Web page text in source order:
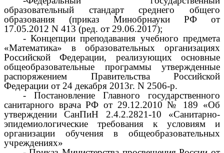
образовательный стандарт среднего общего
образования (приказ Минобрнауки РФ от
17.05.2012 N 413 (ред. от 29.06.2017);
- Концепции преподавания учебного предмета
«Математика» в образовательных организациях
Российской Федерации, реализующих основные
общеобразовательные программы утвержденные
распоряжением Правительства Российской
Федерации от 24 декабря 2013г. N 2506-p.
- Постановление Главного государственного
санитарного врача РФ от 29.12.2010 № 189 «Об
утверждении СанПиН 2.4.2.2821-10 «Санитарно-
эпидемиологические требования к условиям и
организации обучения в общеобразовательных
учреждениях»